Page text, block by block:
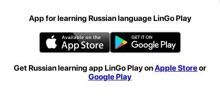
App for learning Russian language LinGo Play
Get Russian learning app LinGo Play onApple Storeor
Google Play